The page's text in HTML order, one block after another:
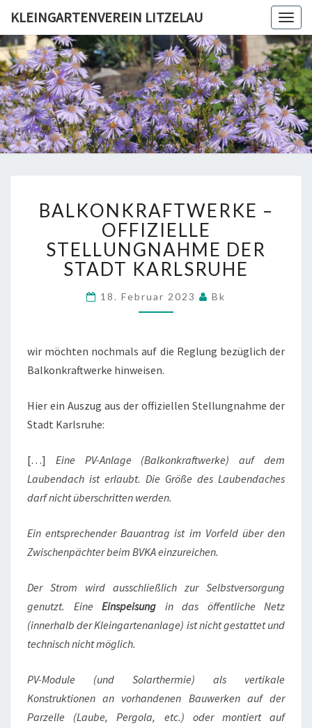
KLEINGARTENVEREIN LITZELAU
–
OFFIZIELLE
STELLUNGNAHME
DER
STADT
BALKONKRAFTWERKE –
OFFIZIELLE
STELLUNGNAHME DER
STADT KARLSRUHE
18. Februar 2023 Bk
wir möchten nochmals auf die Reglung bezüglich der
Balkonkraftwerke hinweisen.
Hier ein Auszug aus der offiziellen Stellungnahme der
Stadt Karlsruhe:
[…] Eine PV-Anlage (Balkonkraftwerke) auf dem
Laubendach ist erlaubt. Die Größe des Laubendaches
darf nicht überschritten werden.
Ein entsprechender Bauantrag ist im Vorfeld über den
Zwischenpächter beim BVKA einzureichen.
Der Strom wird ausschließlich zur Selbstversorgung
genutzt. Eine
Einspeisung in das öffentliche Netz
(innerhalb der Kleingartenanlage) ist nicht gestattet und
technischnicht möglich.
PV-Module (und Solarthermie) als vertikale
Konstruktionen an vorhandenen Bauwerken auf der
Parzelle (Laube, Pergola, etc.) oder
montiert auf